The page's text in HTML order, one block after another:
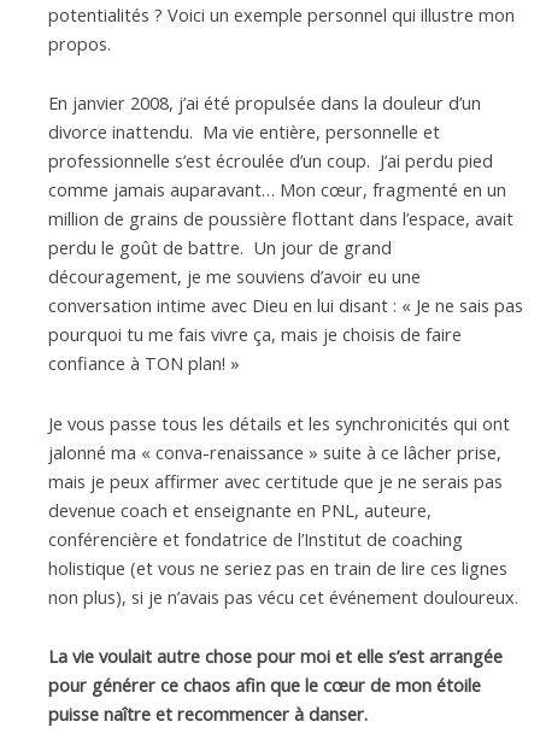
potentialités ? Voici un exemple personnel qui illustre mon
propos.
En janvier 2008, j’ai été propulsée dans la douleur d’un
divorce inattendu. Ma vie entière, personnelle et
professionnelle s’est écroulée d’un coup. J’ai perdu pied
comme jamais auparavant… Mon cœur, fragmenté en un
million de grains de poussière flottant dans l’espace, avait
perdu le goût de battre. Un jour de grand
découragement, je me souviens d’avoir eu une
conversation intime avec Dieu en lui disant : « Je ne sais pas
pourquoi tu me fais vivre ça, mais je choisis de faire
confiance à TON plan! »
Je vous passe tous les détails et les synchronicités qui ont
jalonné ma « conva-renaissance » suite à ce lâcher prise,
mais je peux affirmer avec certitude que je ne serais pas
devenue coach et enseignante en PNL, auteure,
conférencière et fondatrice de l’Institut de coaching
holistique (et vous ne seriez pas en train de lire ces lignes
non plus), si je n’avais pas vécu cet événement douloureux.
La vie voulait autre chose pour moi et elle s’est arrangée
pour générer ce chaos afin que le cœur de mon étoile
puisse naître et recommencer à danser.